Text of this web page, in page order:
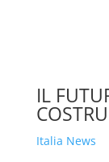
IL
Italia News